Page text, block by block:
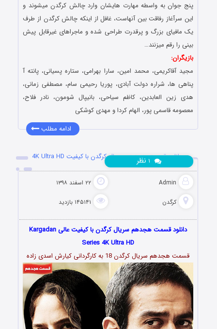
پنج جوان به واسطه مهارت هایشان وارد چالش کرگدن میشوند و
این سرآغاز رفاقت بین آنهاست، غافل از اینکه چالش کرگدن از طرف
یک مافیای بزرگ و پرقدرت طراحی شده و ماجراهای غیرقابل پیش
بینی را رقم میزنند…
بازیگران:
مجید آقاکریمی، محمد امین، سارا بهرامی، ستاره پسیانی، پانته آ
پناهی ها، شراره دولت آبادی، پوریا رحیمی سام، مصطفی زمانی،
هدی زین العابدین، کاظم سیاحی، بانیپال شومون، نادر فلاح،
معصومه قاسمی پور، الهام کردا و مهدی کوشکی
ادامه مطلب
دانلود قسمت هجدهم سریال کرگدن با کیفیت 4K Ultra HD
Admin ۲۲ اسفند ۱۳۹۸
کرگدن ۱۴۵۱۴۱ بازدید
نظر
دانلود قسمت هجدهم سریال کرگدن با کیفیت عالی Kargadan
Series 4K Ultra HD
قسمت هجدهم سریال کرگدن 18 به کارگردانی کیارش
اسدى زاده